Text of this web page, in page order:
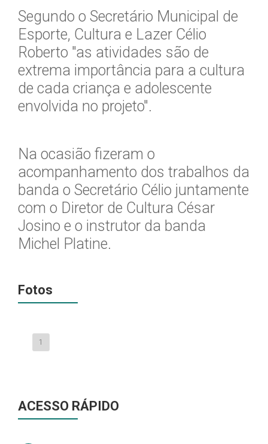
Segundo o Secretário Municipal de
Esporte, Cultura e Lazer Célio
Roberto "as atividades são de
extrema importância para a cultura
de cada criança e adolescente
envolvida no projeto".
Na ocasião fizeram o
acompanhamento dos trabalhos da
banda o Secretário Célio juntamente
com o Diretor de Cultura César
Josino e o instrutor da banda
Michel Platine.
Fotos
1
ACESSO RÁPIDO